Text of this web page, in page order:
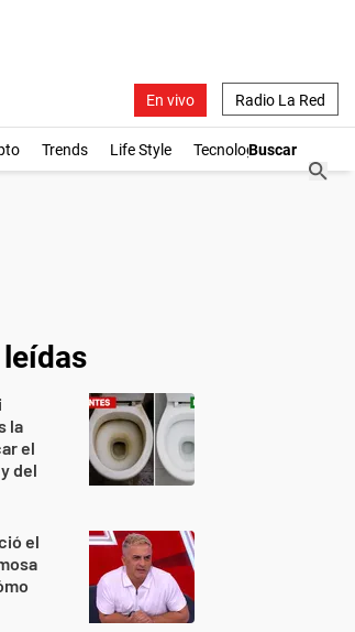
En vivo Radio La Red
Trends Life Style Tecnología
la
el
del
el